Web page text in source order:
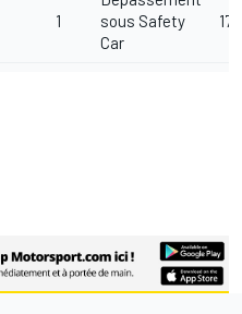
1
sous Safety
Car